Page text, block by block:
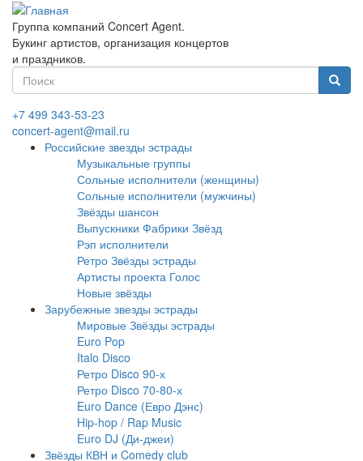
Перейти
основному
содержанию
Группа компаний Concert Agent.
Букинг артистов, организация концертов
и праздников.
Форма
поиска
+7 499 343-53-23
concert-agent@mail.ru
Российские звезды эстрады
Музыкальные группы
Сольные исполнители (женщины)
Сольные исполнители (мужчины)
Звёзды шансон
Выпускники Фабрики Звёзд
Рэп исполнители
Ретро Звёзды эстрады
Артисты проекта Голос
Новые звёзды
Зарубежные звезды эстрады
Мировые Звёзды эстрады
Euro Pop
Italo Disco
Ретро Disco 90-х
Ретро Disco 70-80-х
Euro Dance (Евро Дэнс)
Hip-hop / Rap Music
Euro DJ (Ди-джеи)
Звёзды КВН и Comedy club